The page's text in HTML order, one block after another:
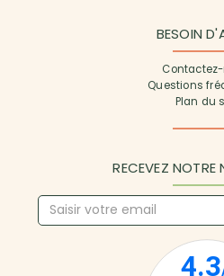
BESOIN
Questions
Plan du
RECEVEZ NOTRE